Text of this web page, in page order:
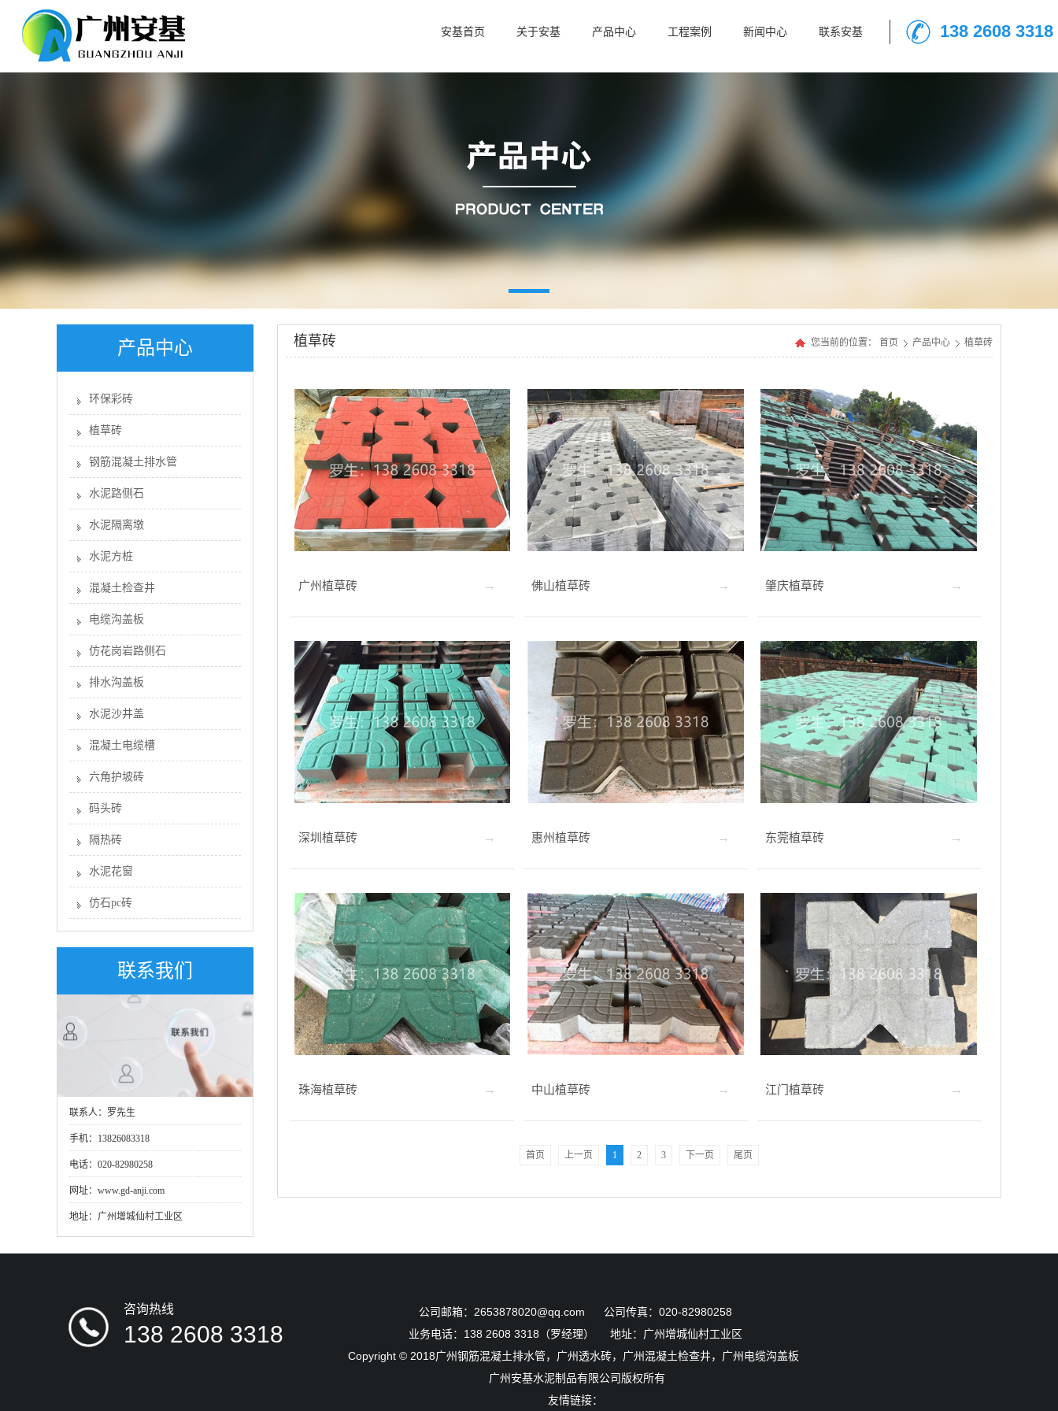
安基首页 关于安基 产品中心 工程案例 新闻中心 联系安基 138 2608 3318
产品中心
环保彩砖
植草砖
钢筋混凝土排水管
水泥路侧石
水泥隔离墩
水泥方桩
混凝土检查井
电缆沟盖板
仿花岗岩路侧石
排水沟盖板
水泥沙井盖
混凝土电缆槽
六角护坡砖
码头砖
隔热砖
水泥花窗
仿石pc砖
联系我们
联系人：罗先生
手机：13826083318
电话：020-82980258
网址：www.gd-anji.com
地址：广州增城仙村工业区
植草砖 您当前的位置： 首页 产品中心 植草砖
广州植草砖 佛山植草砖 肇庆植草砖
深圳植草砖 惠州植草砖 东莞植草砖
珠海植草砖 中山植草砖 江门植草砖
首页 上一页 1 2 3 下一页 尾页
咨询热线
138 2608 3318
公司邮箱：2653878020@qq.com 公司传真：020-82980258
业务电话：138 2608 3318（罗经理） 地址：广州增城仙村工业区
Copyright © 2018广州钢筋混凝土排水管，广州透水砖，广州混凝土检查井，广州电缆沟盖板
广州安基水泥制品有限公司版权所有
友情链接：